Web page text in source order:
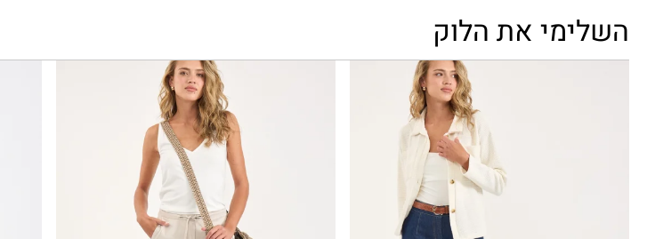
השלימי את הלוק